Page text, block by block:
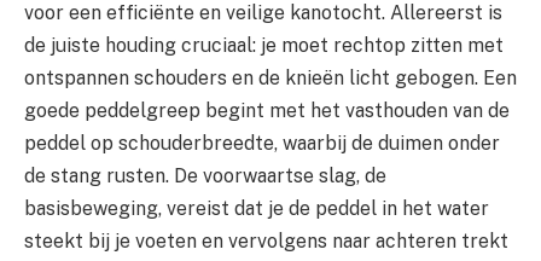
voor een efficiënte en veilige kanotocht. Allereerst is
de juiste houding cruciaal: je moet rechtop zitten met
ontspannen schouders en de knieën licht gebogen. Een
goede peddelgreep begint met het vasthouden van de
peddel op schouderbreedte, waarbij de duimen onder
de stang rusten. De voorwaartse slag, de
basisbeweging, vereist dat je de peddel in het water
steekt bij je voeten en vervolgens naar achteren trekt